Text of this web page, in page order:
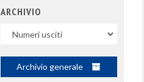
ARCHIVIO
Archivio generale